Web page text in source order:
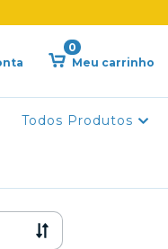
Meu carrinho
0
Todos Produtos